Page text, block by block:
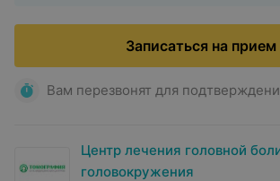
Записаться на прием
Вам перезвонят для
Центр лечения головной
головокружения